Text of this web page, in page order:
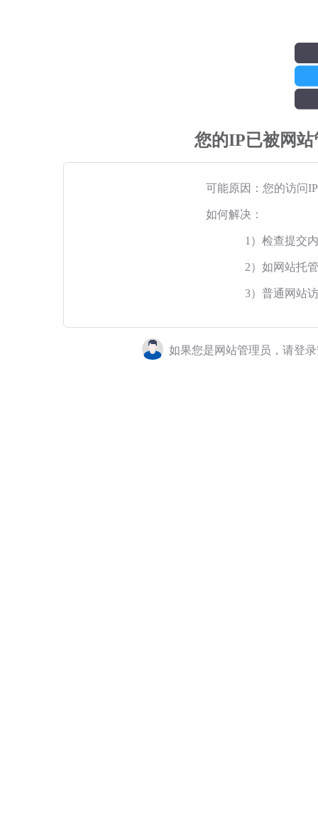
您的IP已被网
可能原因：您的访问
如何解决：
1）检查提交
2）如网站托
3）普通网站
如果您是网站管理员，请登